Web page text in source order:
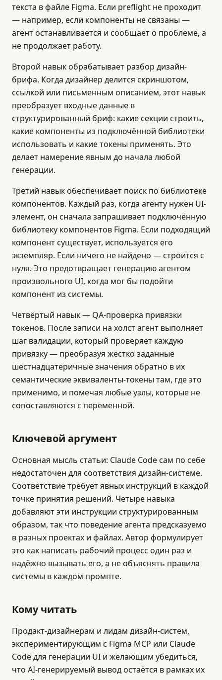
текста в файле Figma. Если preflight не проходит
— например, если компоненты не связаны —
агент останавливается и сообщает о проблеме, а
не продолжает работу.
Второй навык обрабатывает разбор дизайн-
брифа. Когда дизайнер делится скриншотом,
ссылкой или письменным описанием, этот навык
преобразует входные данные в
структурированный бриф: какие секции строить,
какие компоненты из подключённой библиотеки
использовать и какие токены применять. Это
делает намерение явным до начала любой
генерации.
Третий навык обеспечивает поиск по библиотеке
компонентов. Каждый раз, когда агенту нужен UI-
элемент, он сначала запрашивает подключённую
библиотеку компонентов Figma. Если подходящий
компонент существует, используется его
экземпляр. Если ничего не найдено — строится с
нуля. Это предотвращает генерацию агентом
произвольного UI, когда мог бы подойти
компонент из системы.
Четвёртый навык — QA-проверка привязки
токенов. После записи на холст агент выполняет
шаг валидации, который проверяет каждую
привязку — преобразуя жёстко заданные
шестнадцатеричные значения обратно в их
семантические эквиваленты-токены там, где это
применимо, и помечая любые узлы, которые не
сопоставляются с переменной.
Ключевой аргумент
Основная мысль статьи: Claude Code сам по себе
недостаточен для соответствия дизайн-системе.
Соответствие требует явных инструкций в каждой
точке принятия решений. Четыре навыка
добавляют эти инструкции структурированным
образом, так что поведение агента предсказуемо
в разных проектах и файлах. Автор формулирует
это как написать рабочий процесс один раз и
надёжно вызывать его, а не объяснять правила
системы в каждом промпте.
Кому читать
Продакт-дизайнерам и лидам дизайн-систем,
экспериментирующим с Figma MCP или Claude
Code для генерации UI и желающим убедиться,
что AI-генерируемый вывод остаётся в рамках их